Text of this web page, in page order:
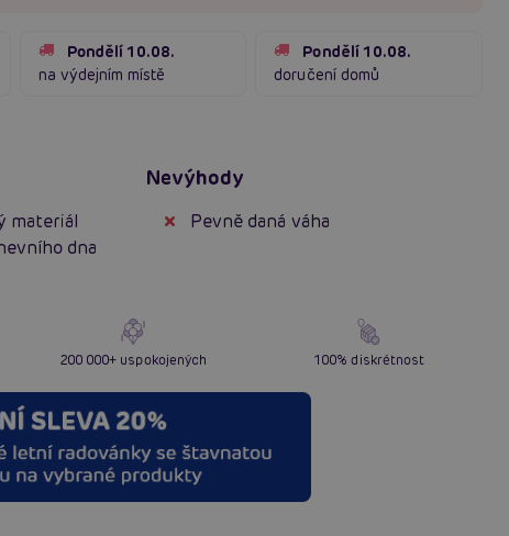
Pondělí 10.08.
na výdejním místě
Pondělí 10.08.
doručení domů
materiál
dna
Nevýhody
Pevně daná váha
200 000+ uspokojených 100% diskrétnost